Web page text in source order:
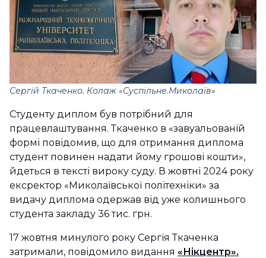
Сергій Ткаченко. Колаж «Суспільне.Миколаїв»
Студенту диплом був потрібний для
працевлаштування. Ткаченко в «завуальованій
формі повідомив, що для отримання диплома
студент повинен надати йому грошові кошти»,
йдеться в тексті вироку суду. В жовтні 2024 року
ексректор «Миколаївської політехніки» за
видачу диплома одержав від уже колишнього
студента закладу 36 тис. грн.
17 жовтня минулого року Сергія Ткаченка
затримали, повідомило видання «Нікцентр».